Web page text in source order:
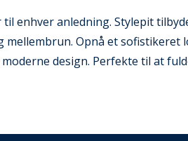
enhver anledning. Stylepit
Opnå et sofistikeret
design. Perfekte til at